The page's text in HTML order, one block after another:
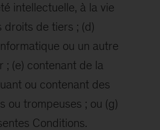
intellectuelle, à la vie
droits de tiers ; (d)
ou un autre
; (e) contenant de la
ou contenant des
ou trompeuses ; ou (g)
Conditions.